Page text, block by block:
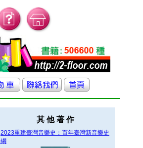
其 他 著 作
2023重建臺灣音樂史：百年臺灣新音樂史
綱